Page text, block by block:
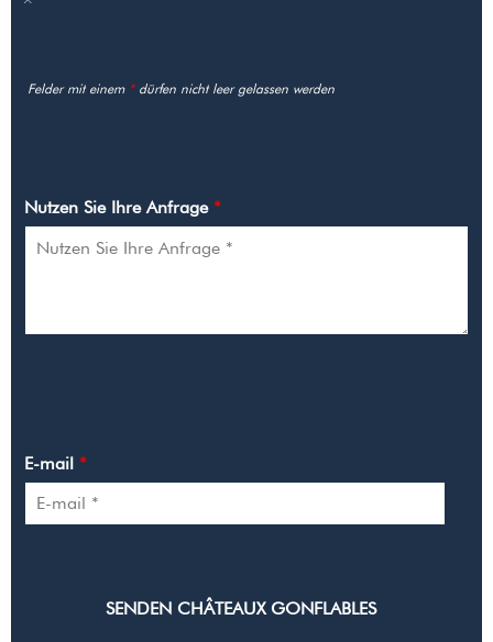
Felder mit einem *dürfen nicht leer gelassen werden
Nutzen Sie Ihre Anfrage *
E-mail *